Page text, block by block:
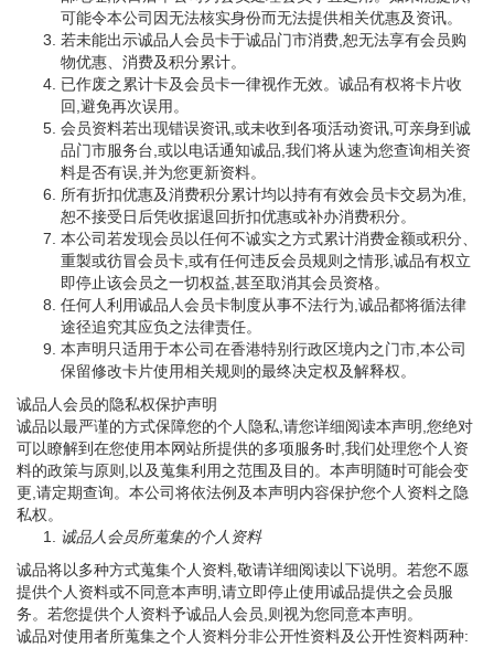
可能令本公司因无法核实身份而无法提供相关优惠及资讯。
若未能出示诚品人会员卡于诚品门市消费,恕无法享有会员购
物优惠、消费及积分累计。
已作废之累计卡及会员卡一律视作无效。诚品有权将卡片收
回,避免再次误用。
会员资料若出现错误资讯,或未收到各项活动资讯,可亲身到诚
品门市服务台,或以电话通知诚品,我们将从速为您查询相关资
料是否有误,并为您更新资料。
所有折扣优惠及消费积分累计均以持有有效会员卡交易为准,
恕不接受日后凭收据退回折扣优惠或补办消费积分。
本公司若发现会员以任何不诚实之方式累计消费金额或积分、
重製或彷冒会员卡,或有任何违反会员规则之情形,诚品有权立
即停止该会员之一切权益,甚至取消其会员资格。
任何人利用诚品人会员卡制度从事不法行为,诚品都将循法律
途径追究其应负之法律责任。
本声明只适用于本公司在香港特别行政区境内之门市,本公司
保留修改卡片使用相关规则的最终决定权及解释权。
诚品人会员的隐私权保护声明
诚品以最严谨的方式保障您的个人隐私,请您详细阅读本声明,您绝对
可以瞭解到在您使用本网站所提供的多项服务时,我们处理您个人资
料的政策与原则,以及蒐集利用之范围及目的。本声明随时可能会变
更,请定期查询。本公司将依法例及本声明内容保护您个人资料之隐
私权。
诚品人会员所蒐集的个人资料
诚品将以多种方式蒐集个人资料,敬请详细阅读以下说明。若您不愿
提供个人资料或不同意本声明,请立即停止使用诚品提供之会员服
务。若您提供个人资料予诚品人会员,则视为您同意本声明。
诚品对使用者所蒐集之个人资料分非公开性资料及公开性资料两种: